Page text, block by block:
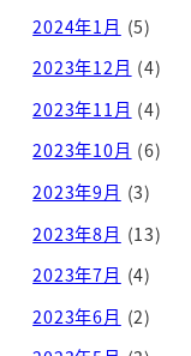
2024年1月 (5)
2023年12月 (4)
2023年11月 (4)
2023年10月 (6)
2023年9月 (3)
2023年8月 (13)
2023年7月 (4)
2023年6月 (2)